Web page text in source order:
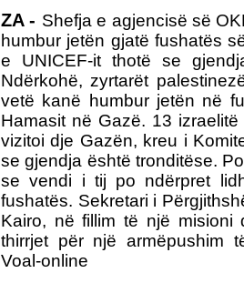
ZA - Shefja e agjencisë së
humbur jetën gjatë fushatës
e UNICEF-it thotë se
Ndërkohë, zyrtarët
vetë kanë humbur jetën në
Hamasit në Gazë. 13
vizitoi dje Gazën, kreu i
se gjendja është tronditëse.
se vendi i tij po ndërpret
fushatës. Sekretari i
Kairo, në fillim të një misioni
thirrjet për një armëpushim
Voal-online